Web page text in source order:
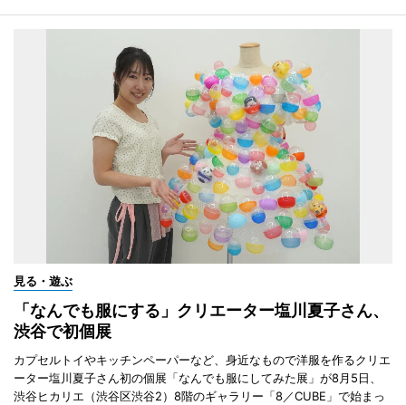
見る・遊ぶ
「なんでも服にする」クリエーター塩川夏子さん、
渋谷で初個展
カプセルトイやキッチンペーパーなど、身近なもので洋服を作るクリエ
ーター塩川夏子さん初の個展「なんでも服にしてみた展」が8月5日、
渋谷ヒカリエ（渋谷区渋谷2）8階のギャラリー「8／CUBE」で始まっ